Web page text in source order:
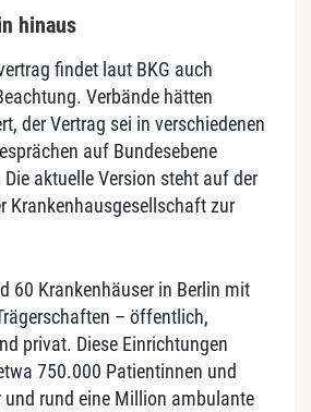
hinaus
findet laut BKG auch
Verbände hätten
der Vertrag sei in verschiedenen
auf Bundesebene
aktuelle Version steht auf der
Krankenhausgesellschaft zur
60 Krankenhäuser in Berlin mit
– öffentlich,
privat. Diese Einrichtungen
750.000 Patientinnen und
rund eine Million ambulante